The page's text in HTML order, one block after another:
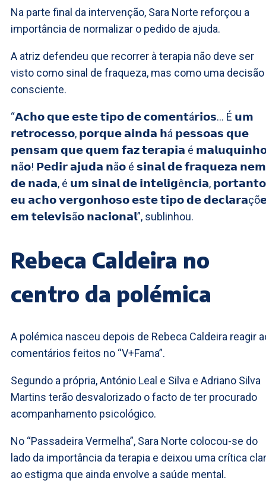
Na parte final da intervenção, Sara Norte reforçou a
importância de normalizar o pedido de ajuda.
A atriz defendeu que recorrer à terapia não deve ser
visto como sinal de fraqueza, mas como uma decisão
consciente.
“𝗔𝗰𝗵𝗼 𝗾𝘂𝗲 𝗲𝘀𝘁𝗲 𝘁𝗶𝗽𝗼 𝗱𝗲 𝗰𝗼𝗺𝗲𝗻𝘁á𝗿𝗶𝗼𝘀… É 𝘂𝗺
𝗿𝗲𝘁𝗿𝗼𝗰𝗲𝘀𝘀𝗼, 𝗽𝗼𝗿𝗾𝘂𝗲 𝗮𝗶𝗻𝗱𝗮 𝗵á 𝗽𝗲𝘀𝘀𝗼𝗮𝘀 𝗾𝘂𝗲
𝗽𝗲𝗻𝘀𝗮𝗺 𝗾𝘂𝗲 𝗾𝘂𝗲𝗺 𝗳𝗮𝘇 𝘁𝗲𝗿𝗮𝗽𝗶𝗮 é
𝗻ã𝗼! 𝗣𝗲𝗱𝗶𝗿 𝗮𝗷𝘂𝗱𝗮 𝗻ã𝗼 é 𝘀𝗶𝗻𝗮𝗹 𝗱𝗲 𝗳𝗿𝗮𝗾𝘂𝗲𝘇𝗮 𝗻𝗲𝗺
𝗱𝗲 𝗻𝗮𝗱𝗮, é 𝘂𝗺 𝘀𝗶𝗻𝗮𝗹 𝗱𝗲 𝗶𝗻𝘁𝗲𝗹𝗶𝗴ê𝗻𝗰𝗶𝗮, 𝗽𝗼𝗿𝘁𝗮𝗻𝘁𝗼
𝗲𝘂 𝗮𝗰𝗵𝗼 𝘃𝗲𝗿𝗴𝗼𝗻𝗵𝗼𝘀𝗼 𝗲𝘀𝘁𝗲 𝘁𝗶𝗽𝗼 𝗱𝗲
𝗲𝗺 𝘁𝗲𝗹𝗲𝘃𝗶𝘀ã𝗼 𝗻𝗮𝗰𝗶𝗼𝗻𝗮𝗹”, sublinhou.
Rebeca Caldeira no
centro da polémica
A polémica nasceu depois de Rebeca Caldeira reagir
comentários feitos no “V+Fama”.
Segundo a própria, António Leal e Silva e Adriano Silva
Martins terão desvalorizado o facto de ter procurado
acompanhamento psicológico.
No “Passadeira Vermelha”, Sara Norte colocou-se do
lado da importância da terapia e deixou uma crítica
ao estigma que ainda envolve a saúde mental.